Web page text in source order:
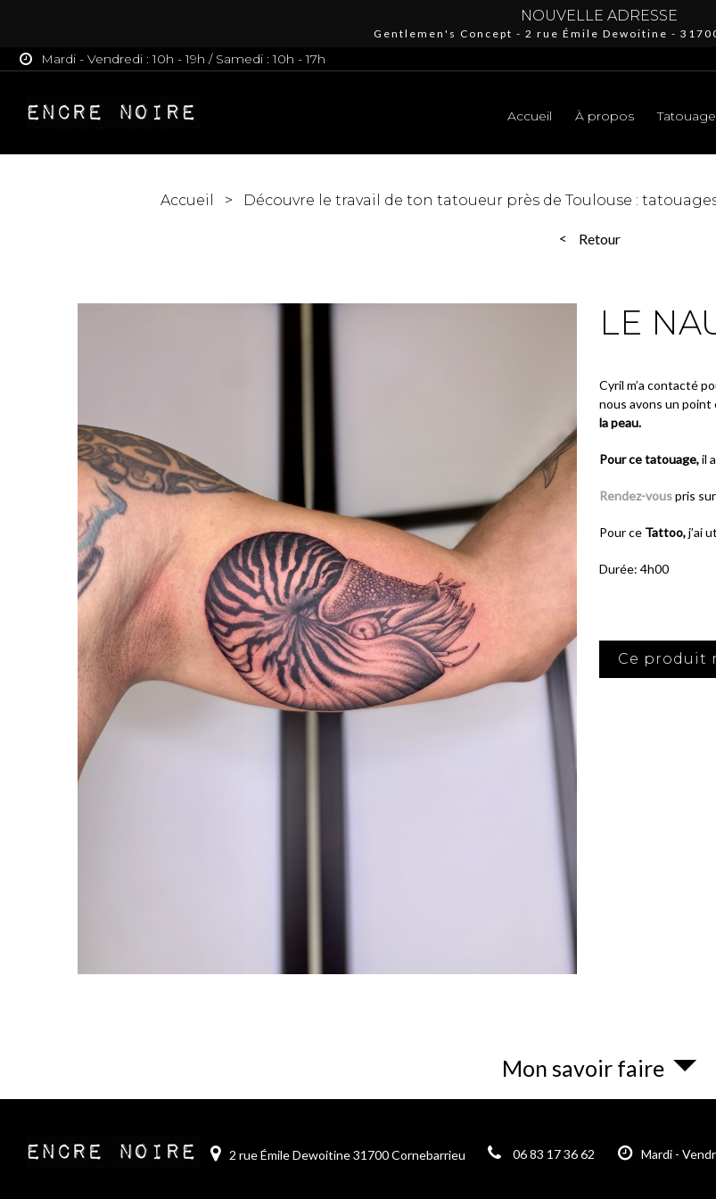
NOUVELLE ADRESSE
Gentlemen's Concept - 2 rue Émile Dewoitine - 31700
Mardi - Vendredi : 10h - 19h / Samedi : 10h - 17h
Accueil À propos
Accueil Découvre le travail de ton tatoueur près de Toulouse :
Retour
LE
Cyril m’a contacté
nous avons un point
la peau.
Pour ce tatouage,il
Rendez-vouspris sur
Pour ce Tattoo,j’ai
Durée: 4h00
Ce produit
Mon savoir faire
2 rue Émile Dewoitine 31700 Cornebarrieu 06 83 17 36 62 Mardi -